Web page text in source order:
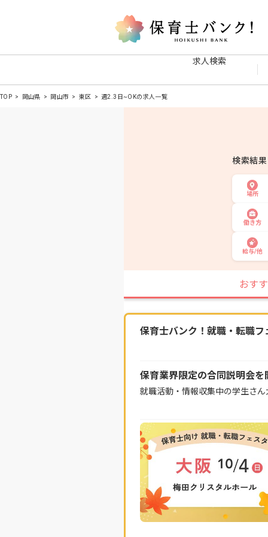
求人検索
TOP 岡山県 岡山市 東区 週2.3日~OKの求人一覧
検索結
場所
働き方
給与/他
おす
保育士バンク！就職・転職フ
保育業界限定の合同説明会を
就職活動・情報収集中の学生さん